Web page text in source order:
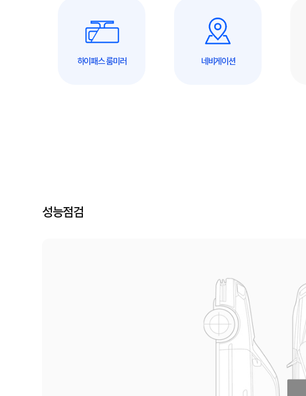
하이패스 룸미러 네비게이션
성능점검